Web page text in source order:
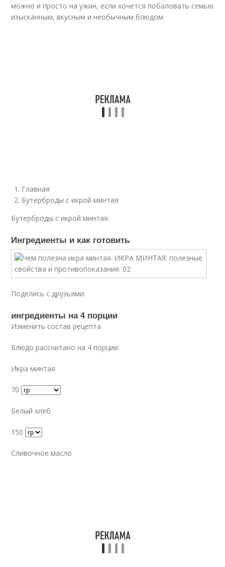
можно и просто на ужин, если хочется побаловать семью
изысканным, вкусным и необычным блюдом.
Главная
Бутерброды с икрой минтая
Бутерброды с икрой минтая
Ингредиенты и как готовить
Поделись с друзьями:
ингредиенты на 4 порции
Изменить состав рецепта
Блюдо рассчитано на 4 порции.
Икра минтая
70
Белый хлеб
150
Сливочное масло